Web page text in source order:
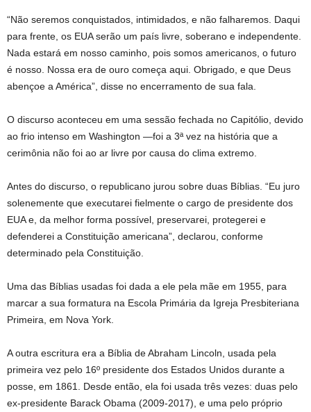
“Não seremos conquistados, intimidados, e não falharemos. Daqui
para frente, os EUA serão um país livre, soberano e independente.
Nada estará em nosso caminho, pois somos americanos, o futuro
é nosso. Nossa era de ouro começa aqui. Obrigado, e que Deus
abençoe a América”, disse no encerramento de sua fala.
O discurso aconteceu em uma sessão fechada no Capitólio, devido
ao frio intenso em Washington —foi a 3ª vez na história que a
cerimônia não foi ao ar livre por causa do clima extremo.
Antes do discurso, o republicano jurou sobre duas Bíblias. “Eu juro
solenemente que executarei fielmente o cargo de presidente dos
EUA e, da melhor forma possível, preservarei, protegerei e
defenderei a Constituição americana”, declarou, conforme
determinado pela Constituição.
Uma das Bíblias usadas foi dada a ele pela mãe em 1955, para
marcar a sua formatura na Escola Primária da Igreja Presbiteriana
Primeira, em Nova York.
A outra escritura era a Bíblia de Abraham Lincoln, usada pela
primeira vez pelo 16º presidente dos Estados Unidos durante a
posse, em 1861. Desde então, ela foi usada três vezes: duas pelo
ex-presidente Barack Obama (2009-2017), e uma pelo próprio